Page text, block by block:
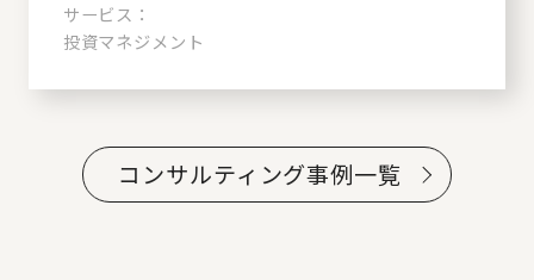
サービス：
投資マネジメント
コンサルティング事例一覧